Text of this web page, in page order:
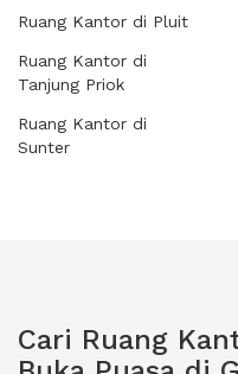
Ruang Kantor di Pluit
Ruang Kantor di
Tanjung Priok
Ruang Kantor di
Sunter
Cari Ruang